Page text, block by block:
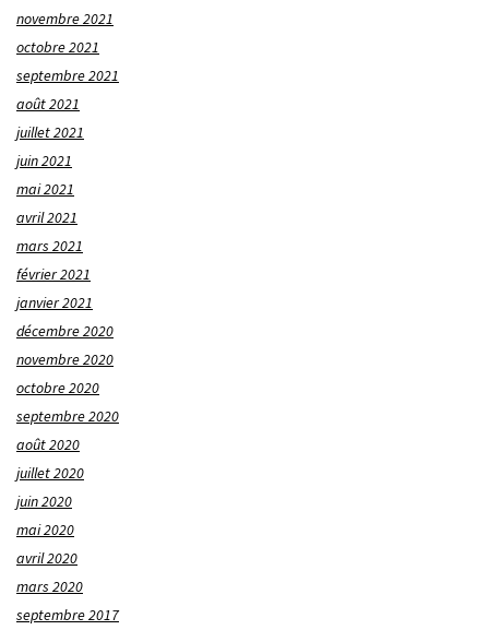
novembre 2021
octobre 2021
septembre 2021
août 2021
juillet 2021
juin 2021
mai 2021
avril 2021
mars 2021
février 2021
janvier 2021
décembre 2020
novembre 2020
octobre 2020
septembre 2020
août 2020
juillet 2020
juin 2020
mai 2020
avril 2020
mars 2020
septembre 2017